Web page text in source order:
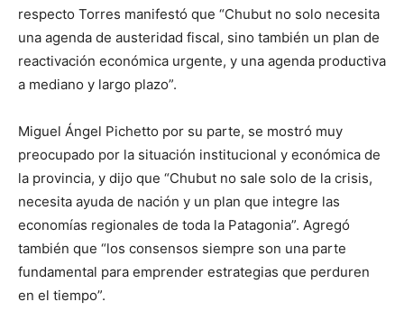
respecto Torres manifestó que “Chubut no solo necesita
una agenda de austeridad fiscal, sino también un plan de
reactivación económica urgente, y una agenda productiva
a mediano y largo plazo”.
Miguel Ángel Pichetto por su parte, se mostró muy
preocupado por la situación institucional y económica de
la provincia, y dijo que “Chubut no sale solo de la crisis,
necesita ayuda de nación y un plan que integre las
economías regionales de toda la Patagonia”. Agregó
también que “los consensos siempre son una parte
fundamental para emprender estrategias que perduren
en el tiempo”.